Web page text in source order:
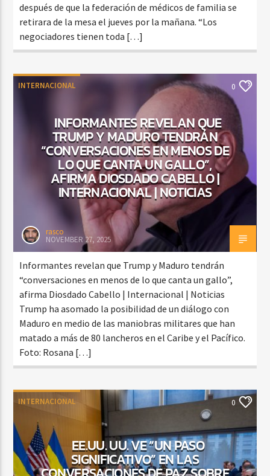
después de que la federación de médicos de familia se
retirara de la mesa el jueves por la mañana. “Los
negociadores tienen toda […]
INTERNACIONAL 0
INFORMANTES REVELAN QUE
TRUMP Y MADURO TENDRÁN
“CONVERSACIONES EN MENOS DE
LO QUE CANTA UN GALLO”,
AFIRMA DIOSDADO CABELLO |
INTERNACIONAL | NOTICIAS
rasco
NOVEMBER 27, 2025
Informantes revelan que Trump y Maduro tendrán
“conversaciones en menos de lo que canta un gallo”,
afirma Diosdado Cabello | Internacional | Noticias
Trump ha asomado la posibilidad de un diálogo con
Maduro en medio de las maniobras militares que han
matado a más de 80 lancheros en el Caribe y el Pacífico.
Foto: Rosana […]
INTERNACIONAL 0
EE.UU. UU. VE “UN PASO
SIGNIFICATIVO” EN LAS